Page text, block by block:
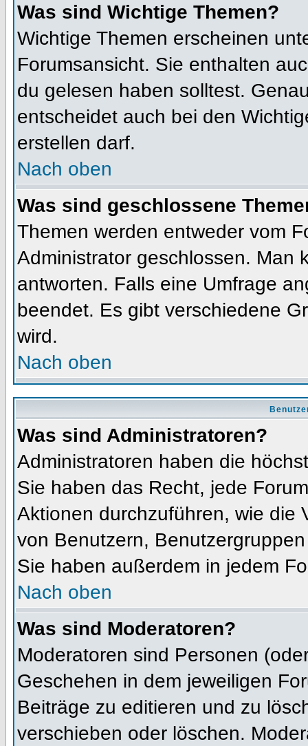
Was sind Wichtige Themen?
Wichtige Themen erscheinen
Forumsansicht. Sie enthalten
du gelesen haben solltest.
entscheidet auch bei den
erstellen darf.
Nach oben
Was sind geschlossene
Themen werden entweder vom
Administrator geschlossen. Man
antworten. Falls eine Umfrage
beendet. Es gibt verschiedene
wird.
Nach oben
Was sind Administratoren?
Administratoren haben die
Sie haben das Recht, jede
Aktionen durchzuführen, wie die
von Benutzern,
Sie haben außerdem in jedem
Nach oben
Was sind Moderatoren?
Moderatoren sind Personen
Geschehen in dem jeweiligen
Beiträge zu editieren und zu
verschieben oder löschen.